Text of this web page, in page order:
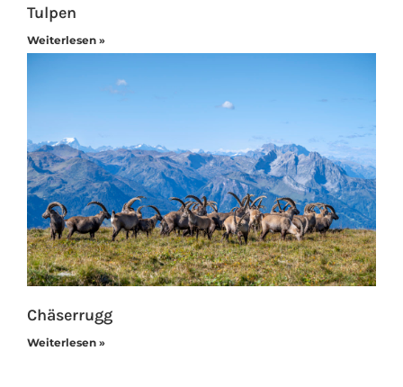
Tulpen
Weiterlesen »
Chäserrugg
Weiterlesen »